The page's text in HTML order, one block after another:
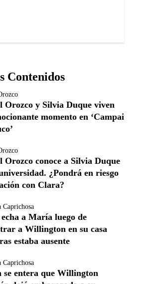
Contenidos
Orozco y Silvia Duque viven
momento en ‘Campai
Orozco conoce a Silvia Duque
¿Pondrá en riesgo
con Clara?
Caprichosa
echa a María luego de
a Willington en su casa
estaba ausente
Caprichosa
se entera que Willington